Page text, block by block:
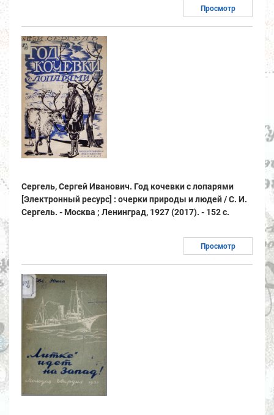
Просмотр
Сергель, Сергей Иванович. Год кочевки с лопарями
[Электронный ресурс] : очерки природы и людей / С. И.
Сергель. - Москва ; Ленинград, 1927 (2017). - 152 с.
Просмотр